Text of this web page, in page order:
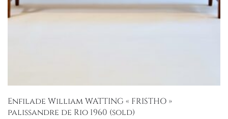
Enfilade William WATTING « FRISTHO »
palissandre de Rio 1960 (sold)